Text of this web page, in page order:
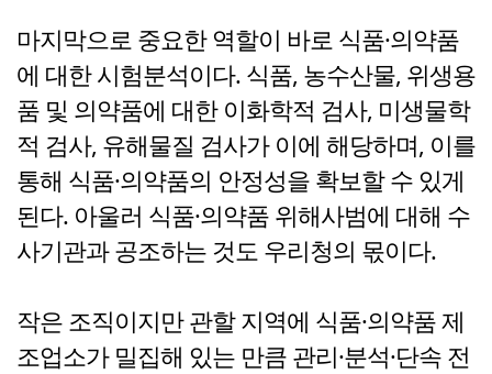
마지막으로 중요한 역할이 바로 식품·의약품
에 대한 시험분석이다. 식품, 농수산물, 위생용
품 및 의약품에 대한 이화학적 검사, 미생물학
적 검사, 유해물질 검사가 이에 해당하며, 이를
통해 식품·의약품의 안정성을 확보할 수 있게
된다. 아울러 식품·의약품 위해사범에 대해 수
사기관과 공조하는 것도 우리청의 몫이다.
작은 조직이지만 관할 지역에 식품·의약품 제
조업소가 밀집해 있는 만큼 관리·분석·단속 전